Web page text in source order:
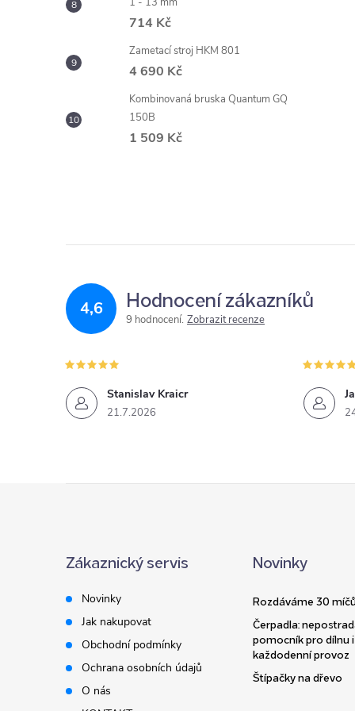
714 Kč
Zametací stroj HKM 801
4 690 Kč
Kombinovaná bruska Quantum GQ
150B
1 509 Kč
4,6 Hodnocení zákazníků
9 hodnocení Zobrazit recenze
Stanislav Kraicr
21.7.2026
Zákaznický servis
Novinky
Jak nakupovat
Obchodní podmínky
Ochrana osobních údajů
O nás
Novinky
Rozdáváme 30
Čerpadla:
pomocník pro dílnu i
každodenní provoz
Štípačky na dřevo